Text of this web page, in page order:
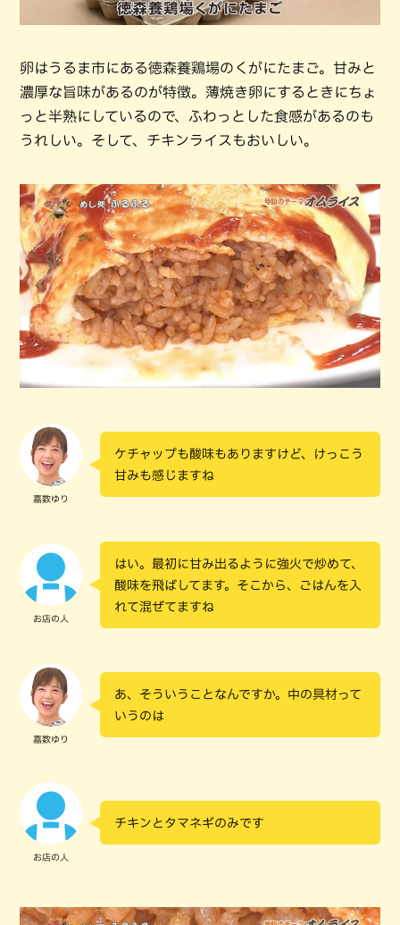
卵はうるま市にある徳森養鶏場のくがにたまご。甘みと
濃厚な旨味があるのが特徴。薄焼き卵にするときにちょ
っと半熟にしているので、ふわっとした食感があるのも
うれしい。そして、チキンライスもおいしい。
嘉数ゆり
ケチャップも酸味もありますけど、けっこう
甘みも感じますね
お店の人
はい。最初に甘み出るように強火で炒めて、
酸味を飛ばしてます。そこから、ごはんを入
れて混ぜてますね
嘉数ゆり
あ、そういうことなんですか。中の具材って
いうのは
お店の人
チキンとタマネギのみです